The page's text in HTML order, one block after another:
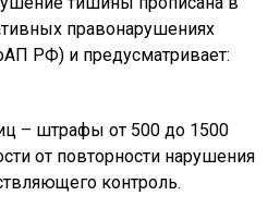
правонарушениях
РФ) и предусматривает:
– штрафы от 500 до 1500
от повторности нарушения
контроль.